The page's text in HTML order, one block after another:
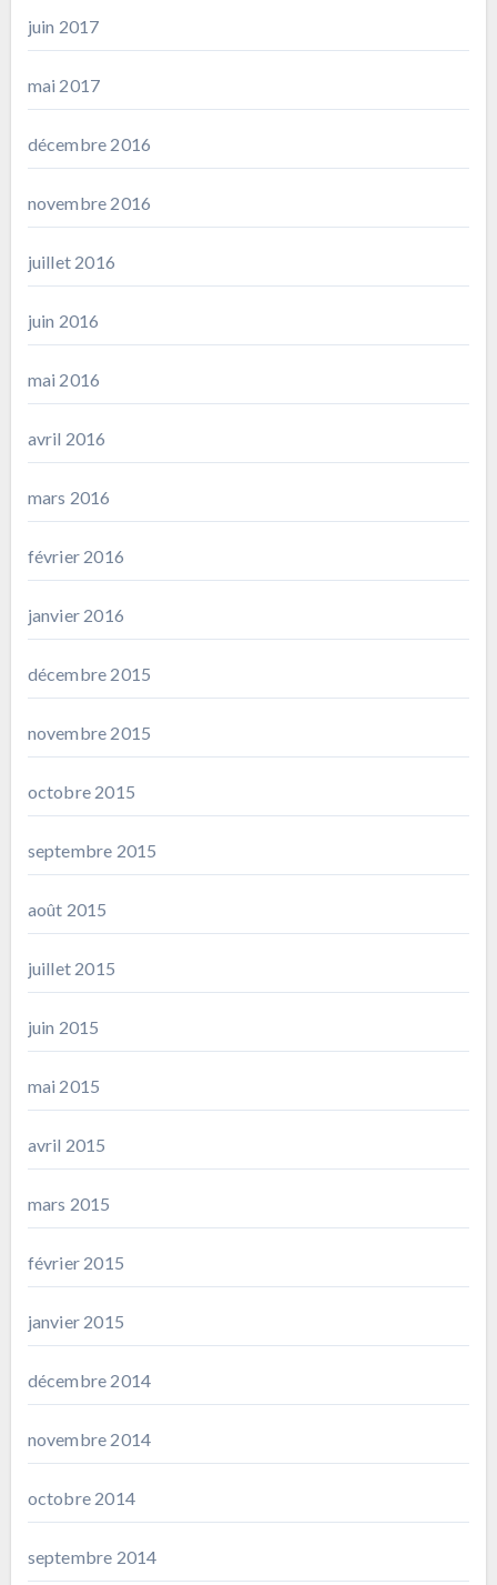
juin 2017
mai 2017
décembre 2016
novembre 2016
juillet 2016
juin 2016
mai 2016
avril 2016
mars 2016
février 2016
janvier 2016
décembre 2015
novembre 2015
octobre 2015
septembre 2015
août 2015
juillet 2015
juin 2015
mai 2015
avril 2015
mars 2015
février 2015
janvier 2015
décembre 2014
novembre 2014
octobre 2014
septembre 2014